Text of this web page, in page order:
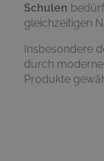
Schulen
gleichzeitigen
Insbesondere
durch
Produkte